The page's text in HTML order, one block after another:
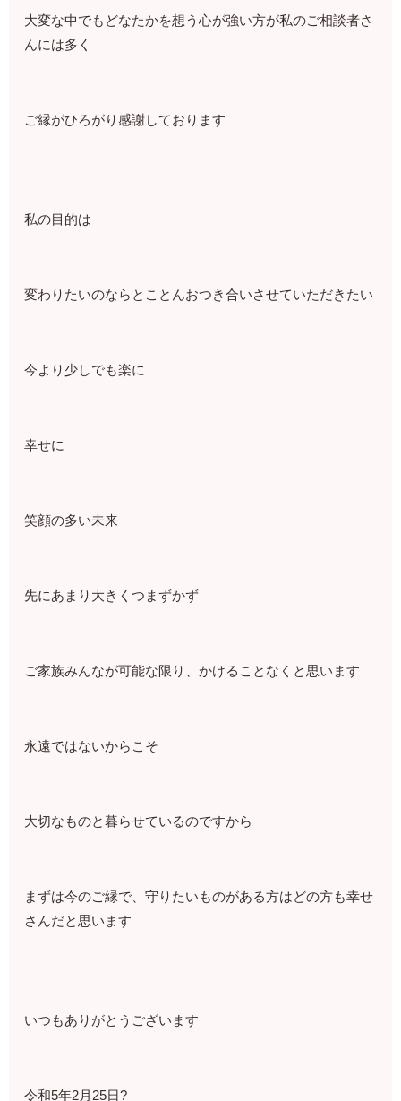
大変な中でもどなたかを想う心が強い方が私のご相談者さ
んには多く
ご縁がひろがり感謝しております
私の目的は
変わりたいのならとことんおつき合いさせていただきたい
今より少しでも楽に
幸せに
笑顔の多い未来
先にあまり大きくつまずかず
ご家族みんなが可能な限り、かけることなくと思います
永遠ではないからこそ
大切なものと暮らせているのですから
まずは今のご縁で、守りたいものがある方はどの方も幸せ
さんだと思います
いつもありがとうございます
令和5年2月25日?